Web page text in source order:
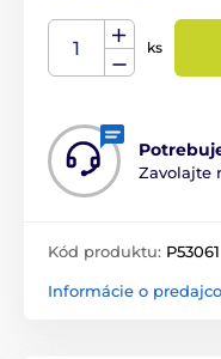
ks
Zavolajte
Kód produktu: P53061
Informácie o